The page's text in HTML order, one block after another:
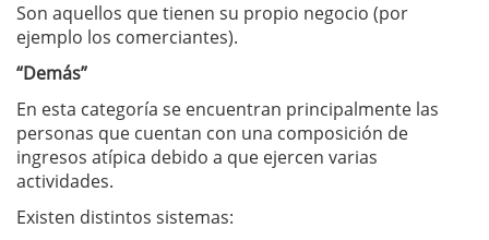
Son aquellos que tienen su propio negocio (por
ejemplo los comerciantes).
“Demás”
En esta categoría se encuentran principalmente las
personas que cuentan con una composición de
ingresos atípica debido a que ejercen varias
actividades.
Existen distintos sistemas: